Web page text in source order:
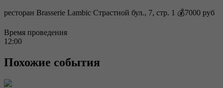
ресторан Brasserie Lambic Страстной бул., 7, стр. 1 💰7000 руб
Время проведения
12:00
Похожие события